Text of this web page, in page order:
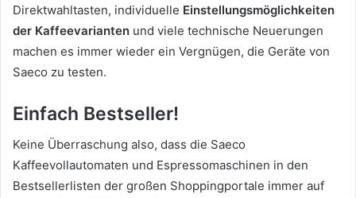
Direktwahltasten, individuelle Einstellungsmöglichkeiten
der Kaffeevarianten und viele technische Neuerungen
machen es immer wieder ein Vergnügen, die Geräte von
Saeco zu testen.
Einfach Bestseller!
Keine Überraschung also, dass die Saeco
Kaffeevollautomaten und Espressomaschinen in den
Bestsellerlisten der großen Shoppingportale immer auf